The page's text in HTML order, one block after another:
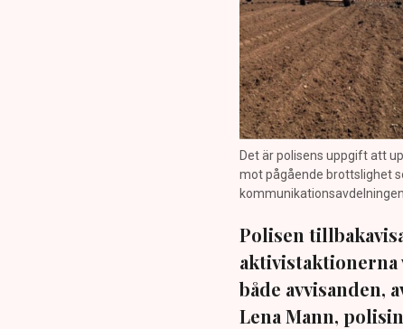
Det är polisens uppgift att
mot pågående brottslighet
Polisen
aktivistaktionerna
både avvisanden,
Lena Mann,